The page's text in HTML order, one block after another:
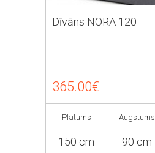
Dīvāns NORA 120
365.00€
Platums
150 cm
Augstums
90 cm